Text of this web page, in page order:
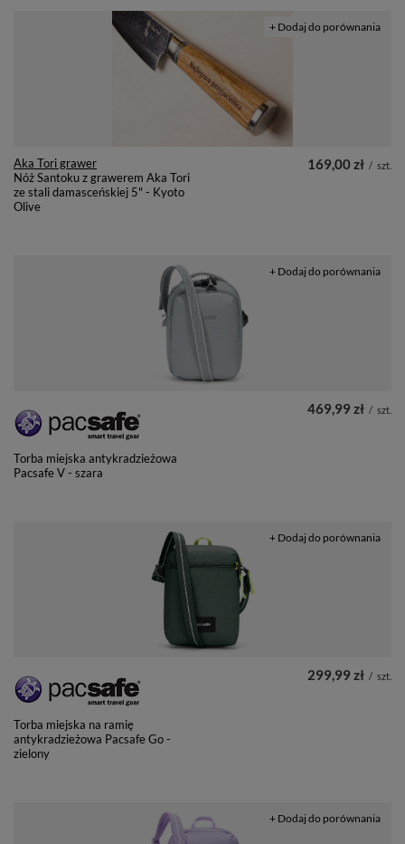
Aka Tori grawer
Nóż Santoku z grawerem Aka Tori
ze stali damasceńskiej 5" - Kyoto
Olive
169,00 zł / szt.
+ Dodaj do porównania
Torba miejska antykradzieżowa
Pacsafe V - szara
469,99 zł / szt.
+ Dodaj do porównania
Torba miejska na ramię
antykradzieżowa Pacsafe Go -
zielony
299,99 zł / szt.
+ Dodaj do porównania
+ Dodaj do porównania